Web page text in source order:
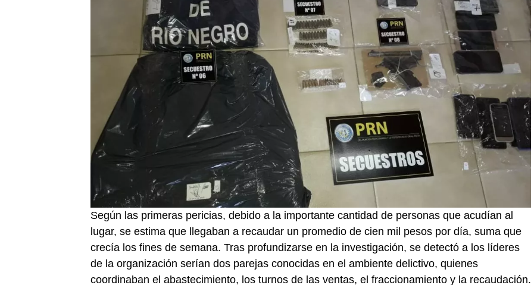
Según las primeras pericias, debido a la importante cantidad de personas que acudían al
lugar, se estima que llegaban a recaudar un promedio de cien mil pesos por día, suma que
crecía los fines de semana. Tras profundizarse en la investigación, se detectó a los líderes
de la organización serían dos parejas conocidas en el ambiente delictivo, quienes
coordinaban el abastecimiento, los turnos de las ventas, el fraccionamiento y la recaudación.